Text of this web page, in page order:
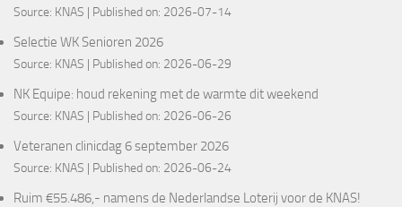
Source: KNAS Published on: 2026-07-14
Selectie WK Senioren 2026
Source: KNAS Published on: 2026-06-29
NK Equipe: houd rekening met de warmte dit weekend
Source: KNAS Published on: 2026-06-26
Veteranen clinicdag 6 september 2026
Source: KNAS Published on: 2026-06-24
Ruim €55.486,- namens de Nederlandse Loterij voor de KNAS!